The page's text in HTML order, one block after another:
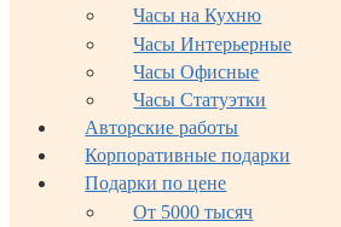
Часы на Кухню
Часы Интерьерные
Часы Офисные
Часы Статуэтки
Авторские работы
Корпоративные подарки
Подарки по цене
От 5000 тысяч